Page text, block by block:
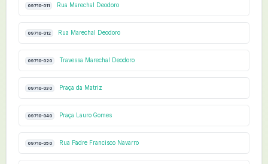
09710-011 Rua Marechal Deodoro
09710-012 Rua Marechal Deodoro
09710-020 Travessa Marechal Deodoro
09710-030 Praça da Matriz
09710-040 Praça Lauro Gomes
09710-050 Rua Padre Francisco Navarro